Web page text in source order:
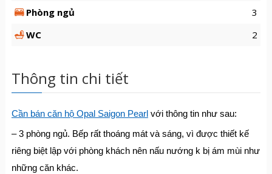
Phòng ngủ
3
WC
2
Thông tin chi tiết
Cần bán căn hộ Opal Saigon Pearlvới thông tin như sau:
– 3 phòng ngủ. Bếp rất thoáng mát và sáng, vì được thiết kế
riêng biệt lập với phòng khách nên nấu nướng k bị ám mùi như
những căn khác.